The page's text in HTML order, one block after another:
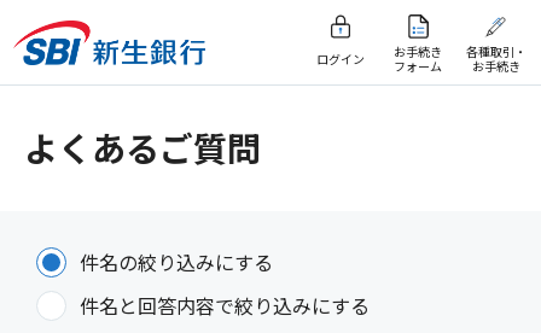
ログイン
お手続き
フォーム
各種取引・
お手続き
よくあるご質問
件名の絞り込みにする
件名と回答内容で絞り込みにする